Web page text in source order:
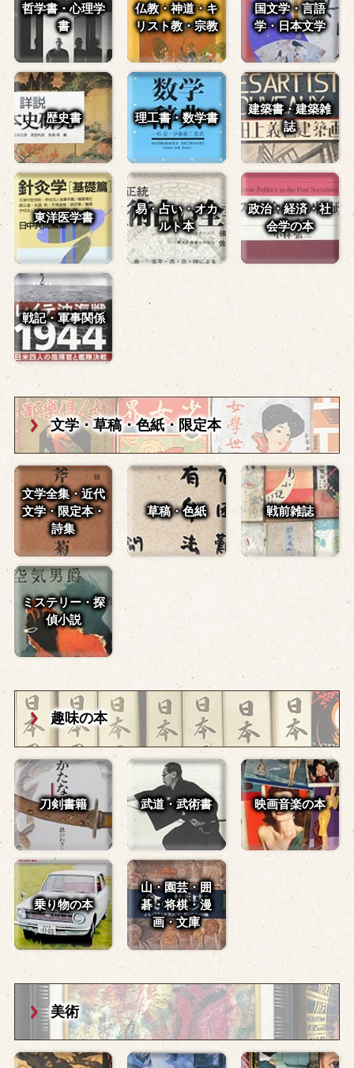
哲学書・心理学
書
仏教・神道・キ
リスト教・宗教
国文学・言語
学・日本文学
歴史書 理工書・数学書
建築書・建築雑
誌
東洋医学書
易・占い・オカ
ルト本
政治・経済・社
会学の本
戦記・軍事関係
文学・草稿・色紙・限定本
文学全集・近代
文学・ 限定本・
詩集
草稿・色紙 戦前雑誌
ミステリー・探
偵小説
趣味の本
刀剣書籍 武道・武術書 映画音楽の本
乗り物の本
山・園芸・囲
碁・将棋・漫
画・文庫
美術